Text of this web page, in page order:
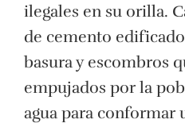
ilegales en su orilla.
de cemento
basura y escombros
empujados por la
agua para conformar